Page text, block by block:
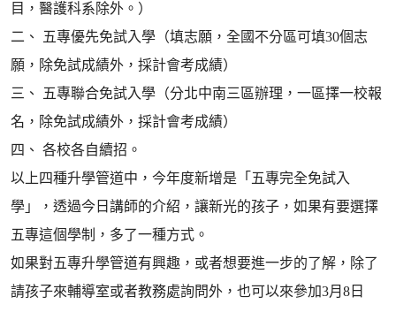
目，醫護科系除外。）
二、 五專優先免試入學（填志願，全國不分區可填30個志
願，除免試成績外，採計會考成績）
三、 五專聯合免試入學（分北中南三區辦理，一區擇一校報
名，除免試成績外，採計會考成績）
四、 各校各自續招。
以上四種升學管道中，今年度新增是「五專完全免試入
學」，透過今日講師的介紹，讓新光的孩子，如果有要選擇
五專這個學制，多了一種方式。
如果對五專升學管道有興趣，或者想要進一步的了解，除了
請孩子來輔導室或者教務處詢問外，也可以來參加3月8日